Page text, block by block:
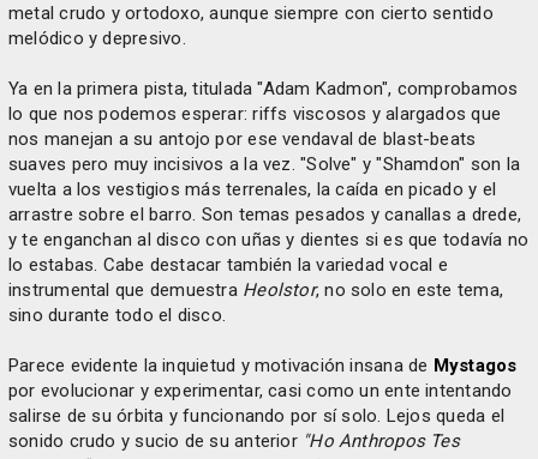
metal crudo y ortodoxo, aunque siempre con cierto sentido
melódico y depresivo.
Ya en la primera pista, titulada "Adam Kadmon", comprobamos
lo que nos podemos esperar: riffs viscosos y alargados que
nos manejan a su antojo por ese vendaval de blast-beats
suaves pero muy incisivos a la vez. "Solve" y "Shamdon" son la
vuelta a los vestigios más terrenales, la caída en picado y el
arrastre sobre el barro. Son temas pesados y canallas a drede,
y te enganchan al disco con uñas y dientes si es que todavía no
lo estabas. Cabe destacar también la variedad vocal e
instrumental que demuestra Heolstor, no solo en este tema,
sino durante todo el disco.
Parece evidente la inquietud y motivación insana de Mystagos
por evolucionar y experimentar, casi como un ente intentando
salirse de su órbita y funcionando por sí solo. Lejos queda el
sonido crudo y sucio de su anterior "Ho Anthropos Tes